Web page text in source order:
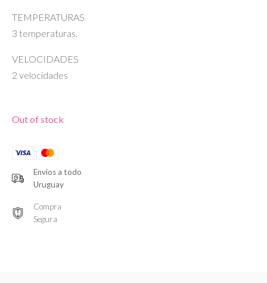
TEMPERATURAS
3 temperaturas.
VELOCIDADES
2 velocidades
Out of stock
Envios a todo
Uruguay
Compra
Segura